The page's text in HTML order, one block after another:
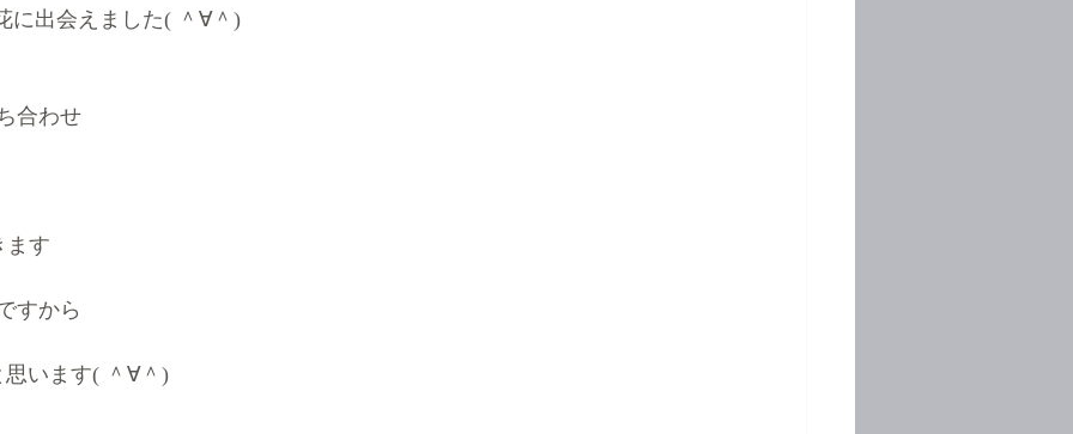
に出会えました( ＾∀＾)
合わせ
ます
すから
います( ＾∀＾)